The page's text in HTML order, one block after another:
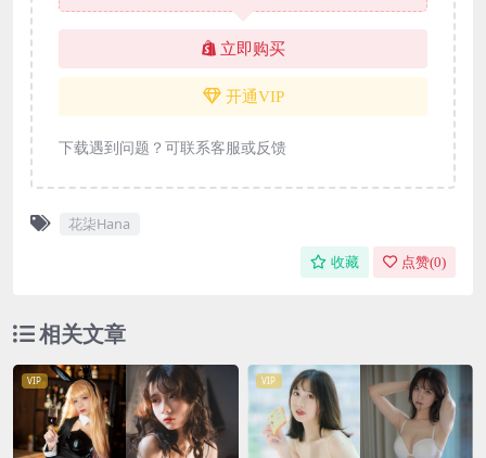
立即购买
开通VIP
下载遇到问题？可联系客服或反馈
花柒Hana
收藏 点赞(0)
相关文章
VIP VIP